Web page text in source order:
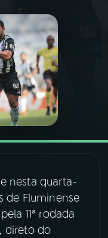
nesta quarta-
de Fluminense
11ª rodada
direto do